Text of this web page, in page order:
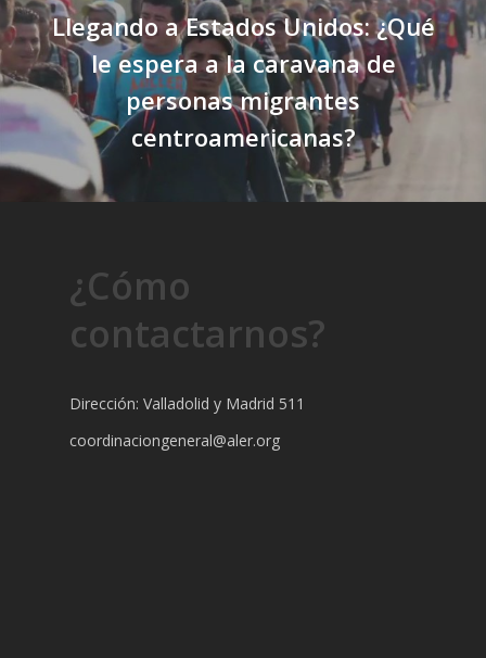
Llegando a Estados Unidos: ¿Qué
le espera a la caravana de
personas migrantes
centroamericanas?
¿Cómo
contactarnos?
Dirección: Valladolid y Madrid 511
coordinaciongeneral@aler.org